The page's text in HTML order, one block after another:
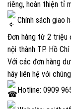
riêng, hoàn thiện tỉ
Chính sách
Đơn hàng từ 2 triệu
nội thành TP. Hồ Chí
Với các đơn hàng
hãy liên hệ với
Hotline: 0909